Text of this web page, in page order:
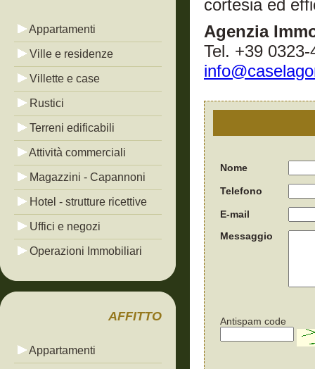
Appartamenti
Ville e residenze
Villette e case
Rustici
Terreni edificabili
Attività commerciali
Magazzini - Capannoni
Hotel - strutture ricettive
Uffici e negozi
Operazioni Immobiliari
AFFITTO
Appartamenti
cortesia ed
Agenzia
Tel. +39
Nome
Telefono
E-mail
Messaggio
Antispam code